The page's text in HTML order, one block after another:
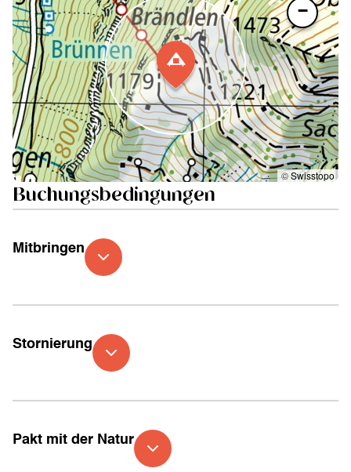
−
©Swisstopo
Buchungsbedingungen
Mitbringen
Stornierung
Pakt mit der Natur